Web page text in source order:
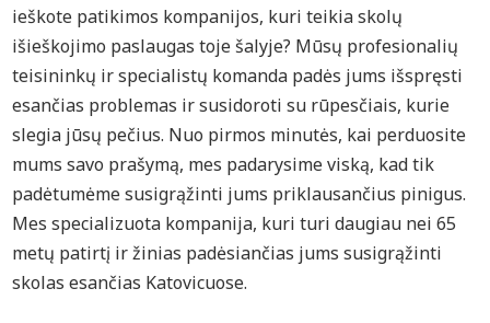
ieškote patikimos kompanijos, kuri teikia skolų
išieškojimo paslaugas toje šalyje? Mūsų profesionalių
teisininkų ir specialistų komanda padės jums išspręsti
esančias problemas ir susidoroti su rūpesčiais, kurie
slegia jūsų pečius. Nuo pirmos minutės, kai perduosite
mums savo prašymą, mes padarysime viską, kad tik
padėtumėme susigrąžinti jums priklausančius pinigus.
Mes specializuota kompanija, kuri turi daugiau nei 65
metų patirtį ir žinias padėsiančias jums susigrąžinti
skolas esančias Katovicuose.